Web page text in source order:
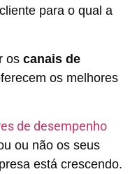
para o qual a
os canais de
os melhores
de desempenho
ou não os seus
está crescendo.